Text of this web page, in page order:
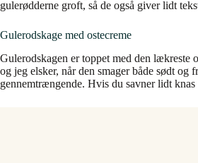
gulerødderne groft, så de også giver lidt
Gulerodskage med ostecreme
Gulerodskagen er toppet med den lækreste
og jeg elsker, når den smager både sødt
gennemtrængende. Hvis du savner lidt